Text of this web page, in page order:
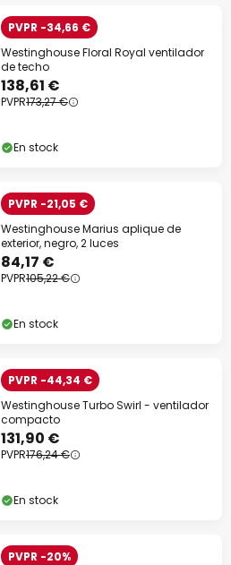
PVPR -34,66 €
Westinghouse Floral Royal ventilador
de techo
138,61 €
PVPR173,27 €
En stock
PVPR -21,05 €
Westinghouse Marius aplique de
exterior, negro, 2 luces
84,17 €
PVPR105,22 €
En stock
PVPR -44,34 €
Westinghouse Turbo Swirl - ventilador
compacto
131,90 €
PVPR176,24 €
En stock
PVPR -20%